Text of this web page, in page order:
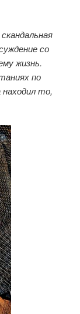
со
жизнь.
по
то,